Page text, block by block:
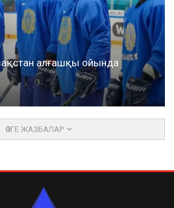
алғашқы ойында
ӨЗГЕ ЖАЗБАЛАР